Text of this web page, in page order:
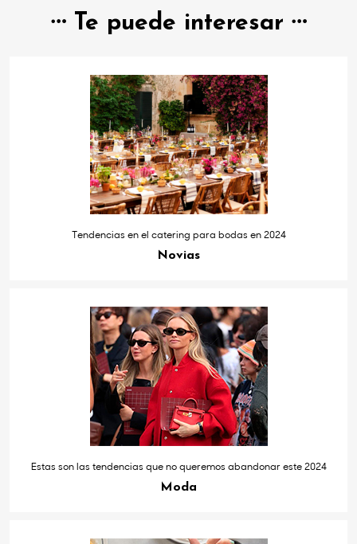
Te puede interesar
Tendencias en el catering para bodas en 2024
Novias
Estas son las tendencias que no queremos abandonar este 2024
Moda